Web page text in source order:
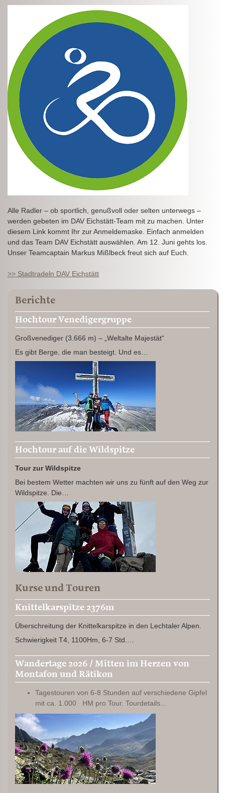
Alle Radler – ob sportlich, genußvoll oder selten unterwegs –
werden gebeten im DAV Eichstätt-Team mit zu machen. Unter
diesem Link kommt Ihr zur Anmeldemaske. Einfach anmelden
und das Team DAV Eichstätt auswählen. Am 12. Juni gehts los.
Unser Teamcaptain Markus Mißlbeck freut sich auf Euch.
>> Stadtradeln DAV Eichstätt
Berichte
Hochtour Venedigergruppe
Großvenediger (3.666 m) – „Weltalte Majestät“
Es gibt Berge, die man besteigt. Und es…
Hochtour auf die Wildspitze
Tour zur Wildspitze
Bei bestem Wetter machten wir uns zu fünft auf den Weg zur
Wildspitze. Die…
Kurse und Touren
Knittelkarspitze 2376m
Überschreitung der Knittelkarspitze in den Lechtaler Alpen.
Schwierigkeit T4, 1100Hm, 6-7 Std.…
Wandertage 2026 / Mitten im Herzen von
Montafon und Rätikon
Tagestouren von 6-8 Stunden auf verschiedene Gipfel
mit ca. 1.000 HM pro Tour. Tourdetails…